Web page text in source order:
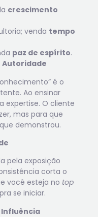
crescimento
venda tempo
paz de espírito.
Autoridade
é o
Ao ensinar
expertise. O cliente
mas para que
demonstrou.
pela exposição
corta o
você esteja no top
se iniciar.
Influência